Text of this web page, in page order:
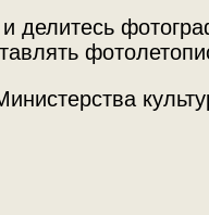
делитесь
21 но­яб­ря
1', 63'